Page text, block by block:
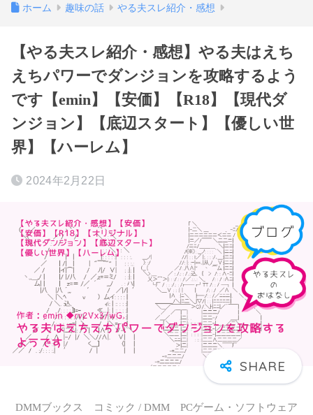
ホーム 趣味の話 やる夫スレ紹介・感想
【やる夫スレ紹介・感想】やる夫はえち
えちパワーでダンジョンを攻略するよう
です【emin】【安価】【R18】【現代ダ
ンジョン】【底辺スタート】【優しい世
界】【ハーレム】
2024年2月22日
DMMブックス コミック / DMM PCゲーム・ソフトウェア